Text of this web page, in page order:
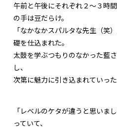
午前と午後にそれぞれ２〜３時
の手は豆だらけ。
「なかなかスパルタな先生（笑
礎を仕込まれた。
太鼓を学ぶつもりのなかった藍
し、
次第に魅力に引き込まれていった
「レベルのケタが違うと思いま
っていて、